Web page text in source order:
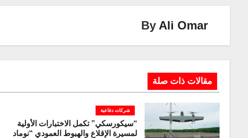
o
k
p
By Ali Omar
مقالات ذات صلة
شركات دفاعية
“سيكورسكي” تكمل الاختبارات الأولية
لمسيرة الإقلاع والهبوط العمودي “نوماد